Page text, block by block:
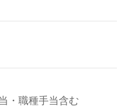
職種手当含む